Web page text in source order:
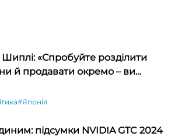
«Спробуйте розділити
й продавати окремо – ви
#Японія
підсумки NVIDIA GTC 2024